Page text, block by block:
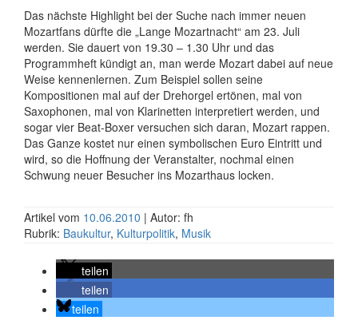
Das nächste Highlight bei der Suche nach immer neuen
Mozartfans dürfte die „Lange Mozartnacht“ am 23. Juli
werden. Sie dauert von 19.30 – 1.30 Uhr und das
Programmheft kündigt an, man werde Mozart dabei auf neue
Weise kennenlernen. Zum Beispiel sollen seine
Kompositionen mal auf der Drehorgel ertönen, mal von
Saxophonen, mal von Klarinetten interpretiert werden, und
sogar vier Beat-Boxer versuchen sich daran, Mozart rappen.
Das Ganze kostet nur einen symbolischen Euro Eintritt und
wird, so die Hoffnung der Veranstalter, nochmal einen
Schwung neuer Besucher ins Mozarthaus locken.
Artikel vom 10.06.2010 | Autor: fh
Rubrik: Baukultur, Kulturpolitik, Musik
teilen
teilen
teilen